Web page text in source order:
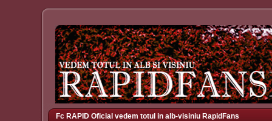
Fc RAPID Oficial vedem totul in alb-visiniu RapidFans